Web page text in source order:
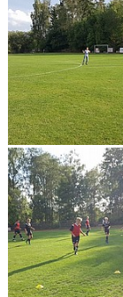
MATCHER